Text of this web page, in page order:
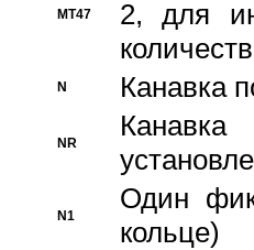
MT47
2, для
N Канавка
NR
N1
Один
кольце)